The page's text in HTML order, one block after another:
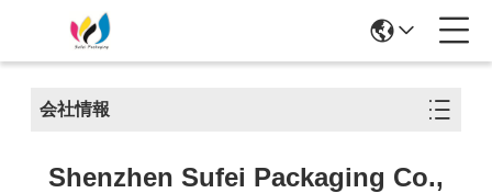
会社情報
Shenzhen Sufei Packaging Co.,